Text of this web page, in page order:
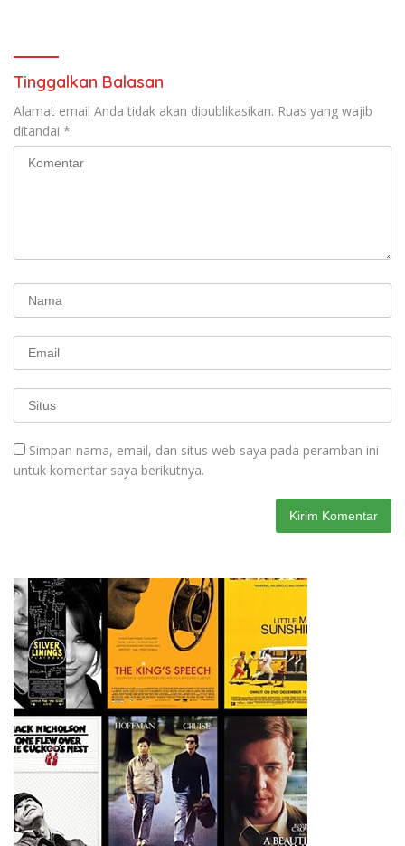
Tinggalkan Balasan
Alamat email Anda tidak akan dipublikasikan. Ruas yang wajib
ditandai *
Simpan nama, email, dan situs web saya pada peramban ini
untuk komentar saya berikutnya.